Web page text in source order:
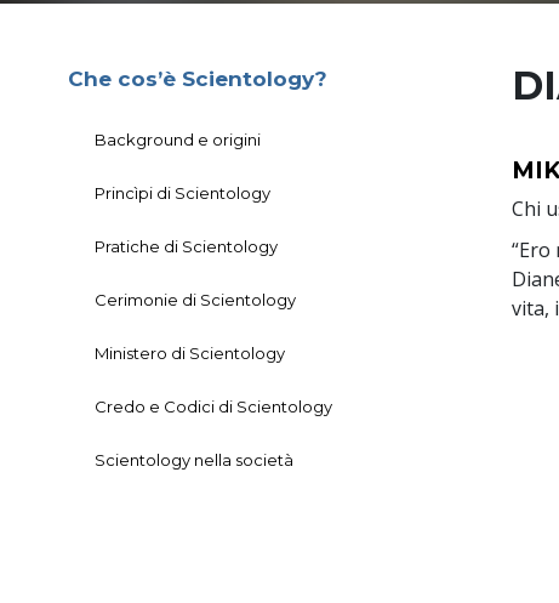
Chi
vita,
Che cos’è Scientology?
Background e origini
Princìpi di Scientology
Pratiche di Scientology
Cerimonie di Scientology
Ministero di Scientology
Credo e Codici di Scientology
Scientology nella società